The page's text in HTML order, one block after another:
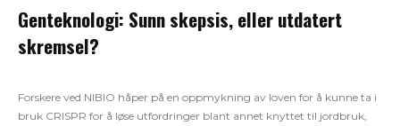
Genteknologi: Sunn skepsis, eller utdatert
skremsel?
Forskere ved NIBIO håper på en oppmykning av loven for å kunne ta i
bruk CRISPR for å løse utfordringer blant annet knyttet til jordbruk,